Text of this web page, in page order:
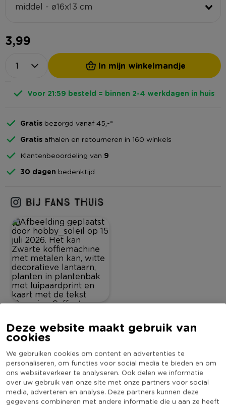
Deze website maakt gebruik van
cookies
We gebruiken cookies om content en advertenties te
personaliseren, om functies voor social media te bieden en om
ons websiteverkeer te analyseren. Ook delen we informatie
over uw gebruik van onze site met onze partners voor social
media, adverteren en analyse. Deze partners kunnen deze
gegevens combineren met andere informatie die u aan ze heeft
middel - ø16x13 cm
3,99
In mijn winkelmandje
Voor 21:59 besteld = binnen 2-4 werkdagen in huis
Gratis bezorgd vanaf 45,-*
Gratis afhalen en retourneren in 160 winkels
Klantenbeoordeling van 9
30 dagen bedenktijd
10
Omschrijving
Deze ronde mand met luipaardprint is niet alleen super handig,
maar ook een echte eyecatcher! Met een handig formaat van
16x13 cm is hij perfect voor losse spullen in de slaapkamer,
badkamer of werkkamer.
Lees meer